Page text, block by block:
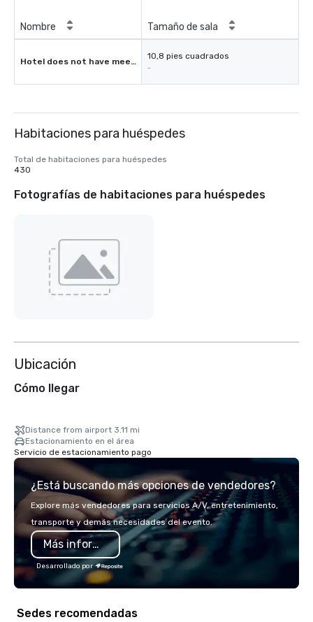
Nombre Tamaño de sala
Hotel does not have meeting rooms
10,8 pies cuadrados
-
Habitaciones para huéspedes
Total de habitaciones para huéspedes
430
Fotografías de habitaciones para huéspedes
Ubicación
Cómo llegar
Distance from airport 3.11 mi
Estacionamiento en el área
Servicio de estacionamiento pago
¿Está buscando más opciones de vendedores?
Explore más vendedores para servicios A/V, entretenimiento,
transporte y demás necesidades del evento.
Más información
Desarrollado por
Sedes recomendadas